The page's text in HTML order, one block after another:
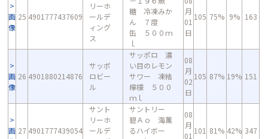
画
像
25 4901777437609
リーホ
ールデ
ィング
ス
糖 冷凍みか
ん ７度
缶 ５００ｍ
ｌ
月
01
日
105 75% 9% 163
画
像
26 4901880214876
サッポ
ロビー
ル
サッポロ 濃
い目のレモン
サワー 凍結
檸檬 ５００
ｍｌ
08
月
02
日
105 87% 19% 151
画 27 4901777439054
サント
リーホ
ールデ
サントリー
碧Ａｏ 海薫
るハイボー
08
月
01
101 81% 42% 347